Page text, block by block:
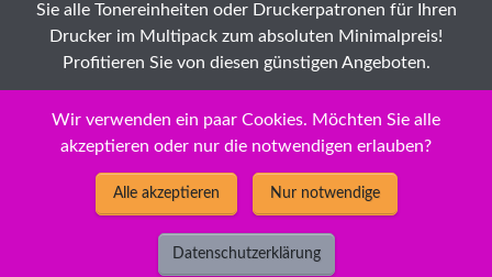
Sie alle Tonereinheiten oder Druckerpatronen für Ihren
Drucker im Multipack zum absoluten Minimalpreis!
Profitieren Sie von diesen günstigen Angeboten.
Druckerpatronen Modell zu Dauertiefstpreisen /
Impeachment
Wir verwenden ein paar Cookies. Möchten Sie alle
akzeptieren oder nur die notwendigen erlauben?
Alle akzeptieren Nur notwendige
Datenschutzerklärung